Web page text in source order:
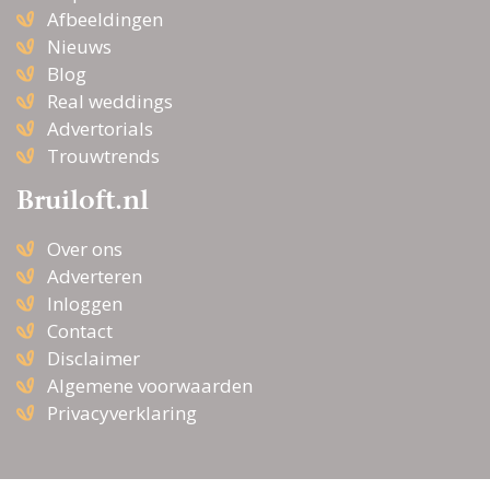
Afbeeldingen
Nieuws
Blog
Real weddings
Advertorials
Trouwtrends
Bruiloft.nl
Over ons
Adverteren
Inloggen
Contact
Disclaimer
Algemene voorwaarden
Privacyverklaring